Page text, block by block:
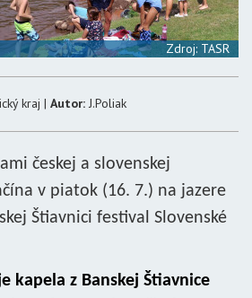
Zdroj: TASR
kraj | Autor: J.Poliak
českej a slovenskej
v piatok (16. 7.) na jazere
Štiavnici festival Slovenské
kapela z Banskej Štiavnice